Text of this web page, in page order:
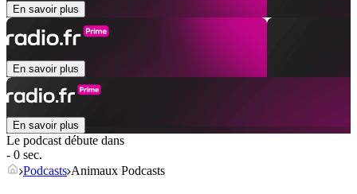
En savoir plus
En savoir plus
En savoir plus
Le podcast débute dans
- 0 sec.
Podcasts Animaux Podcasts